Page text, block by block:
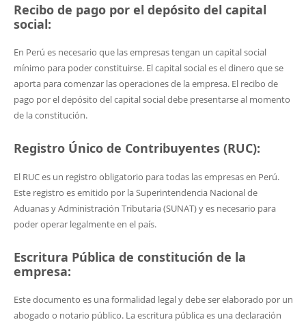
Recibo de pago por el depósito del capital
social:
En Perú es necesario que las empresas tengan un capital social
mínimo para poder constituirse. El capital social es el dinero que se
aporta para comenzar las operaciones de la empresa. El recibo de
pago por el depósito del capital social debe presentarse al momento
de la constitución.
Registro Único de Contribuyentes (RUC):
El RUC es un registro obligatorio para todas las empresas en Perú.
Este registro es emitido por la Superintendencia Nacional de
Aduanas y Administración Tributaria (SUNAT) y es necesario para
poder operar legalmente en el país.
Escritura Pública de constitución de la
empresa:
Este documento es una formalidad legal y debe ser elaborado por un
abogado o notario público. La escritura pública es una declaración